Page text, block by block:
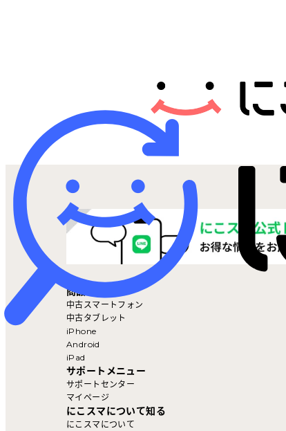
ニュース
にこスマ通信
マイページ
商品を探す
中古スマートフォン
中古タブレット
iPhone
Android
iPad
サポートメニュー
サポートセンター
マイページ
にこスマについて知る
にこスマについて